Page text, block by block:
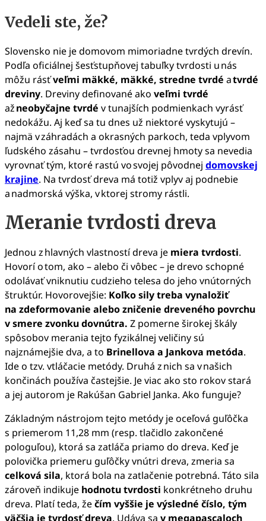
Vedeli ste, že?
Slovensko nie je domovom mimoriadne tvrdých drevín.
Podľa oficiálnej šesťstupňovej tabuľky tvrdosti u nás
môžu rásťveľmi mäkké, mäkké, stredne tvrdé atvrdé
dreviny. Dreviny definované ako veľmi tvrdé
ažneobyčajne tvrdé v tunajších podmienkach vyrásť
nedokážu. Aj keď sa tu dnes už niektoré vyskytujú –
najmä v záhradách a okrasných parkoch, teda vplyvom
ľudského zásahu – tvrdosťou drevnej hmoty sa nevedia
vyrovnať tým, ktoré rastú vo svojej pôvodnej domovskej
krajine. Na tvrdosť dreva má totiž vplyv aj podnebie
a nadmorská výška, v ktorej stromy rástli.
Meranie tvrdosti dreva
Jednou z hlavných vlastností dreva je miera tvrdosti.
Hovorí o tom, ako – alebo či vôbec – je drevo schopné
odolávať vniknutiu cudzieho telesa do jeho vnútorných
štruktúr. Hovorovejšie: Koľko sily treba vynaložiť
na zdeformovanie alebo zničenie dreveného povrchu
v smere zvonku dovnútra. Z pomerne širokej škály
spôsobov merania tejto fyzikálnej veličiny sú
najznámejšie dva, a to Brinellova a Jankova metóda.
Ide o tzv. vtláčacie metódy. Druhá z nich sa v našich
končinách používa častejšie. Je viac ako sto rokov stará
a jej autorom je Rakúšan Gabriel Janka. Ako funguje?
Základným nástrojom tejto metódy je oceľová guľôčka
s priemerom 11,28 mm (resp. tlačidlo zakončené
pologuľou), ktorá sa zatláča priamo do dreva. Keď je
polovička priemeru guľôčky vnútri dreva, zmeria sa
celková sila, ktorá bola na zatlačenie potrebná. Táto sila
zároveň indikuje hodnotu tvrdosti konkrétneho druhu
dreva. Platí teda, žečím vyššie je výsledné číslo, tým
väčšia je tvrdosť dreva. Udáva sa v megapascaloch